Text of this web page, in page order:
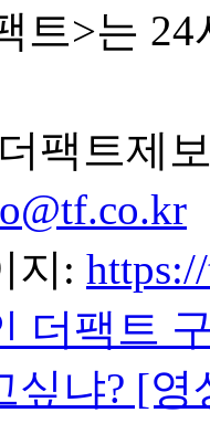
트>는
팩트제
지:
더팩트
싶냐? [